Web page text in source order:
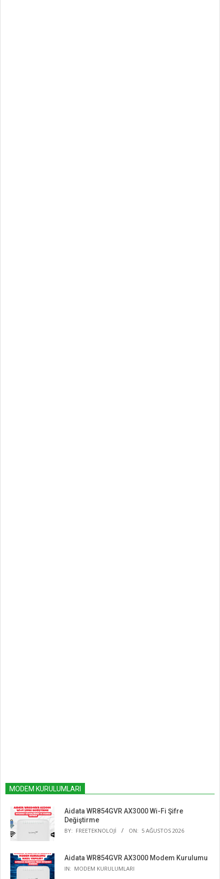
MODEM KURULUMLARI
Aidata WR854GVR AX3000 Wi-Fi Şifre
Değiştirme
BY: FREETEKNOLOJI ON: 5 AĞUSTOS 2026
Aidata WR854GVR AX3000 Modem Kurulumu
IN: MODEM KURULUMLARI